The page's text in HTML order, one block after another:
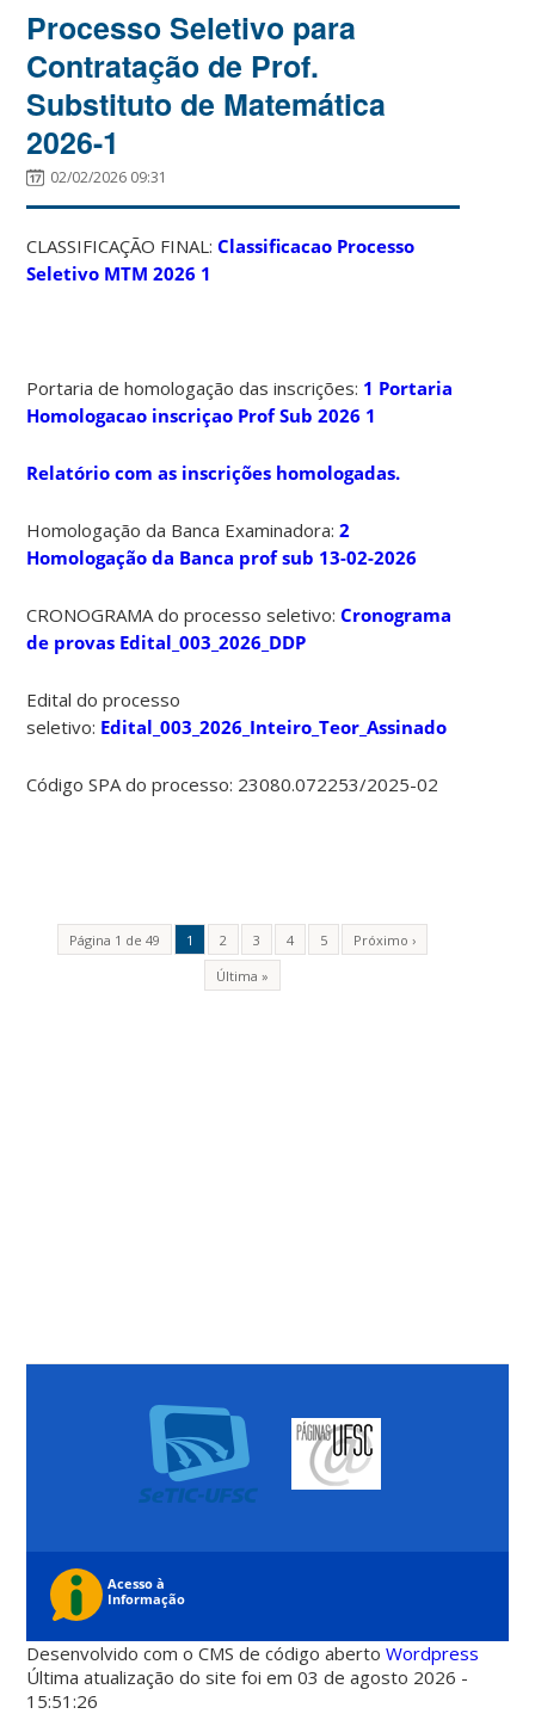
Processo Seletivo para
Contratação de Prof.
Substituto de Matemática
2026-1
02/02/2026 09:31
CLASSIFICAÇÃO FINAL:Classificacao Processo
Seletivo MTM 2026 1
Portaria de homologação das inscrições: 1 Portaria
Homologacao inscriçao Prof Sub 2026 1
Relatório com as inscrições homologadas.
Homologação da Banca Examinadora:2
Homologação da Banca prof sub 13-02-2026
CRONOGRAMA do processo seletivo:Cronograma
de provas Edital_003_2026_DDP
Edital do processo
seletivo: Edital_003_2026_Inteiro_Teor_Assinado
Código SPA do processo: 23080.072253/2025-02
Página 1 de 49 1 2 3 4 5
Próximo ›
Última »
Desenvolvido com o CMS de código abertoWordpress
Última atualização do site foi em 03 de agosto 2026 -
15:51:26